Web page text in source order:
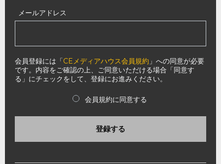
メールアドレス
会員登録には「CEメディアハウス会員規約 」への同意が必要
です。内容をご確認の上、ご同意いただける場合「同意す
る」にチェックをして、登録にお進みください。
会員規約に同意する
登録する